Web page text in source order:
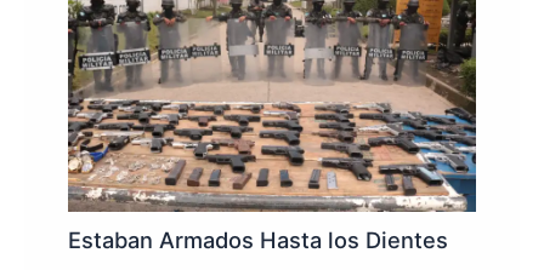
Estaban Armados Hasta los Dientes